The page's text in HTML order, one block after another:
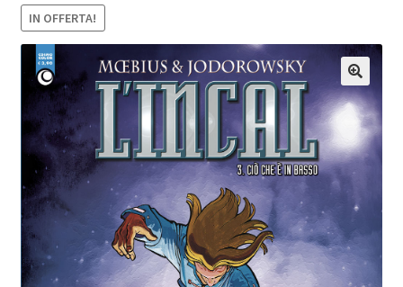
Carrello
Il mio account
IN OFFERTA!